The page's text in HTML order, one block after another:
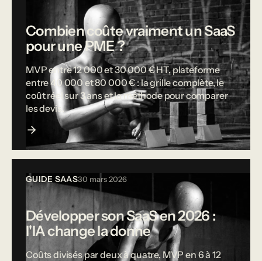
Combien coûte vraiment un SaaS
pour une PME ?
MVP entre 12 000 et 30 000 € HT, plateforme
entre 40 000 et 80 000 € : la grille complète, le
coût réel sur 3 ans et la méthode pour comparer
les devis.
GUIDE SAAS30 mars 2026
Développer son SaaS en 2026 :
l'IA change la donne
Coûts divisés par deux à quatre, MVP en 6 à 12